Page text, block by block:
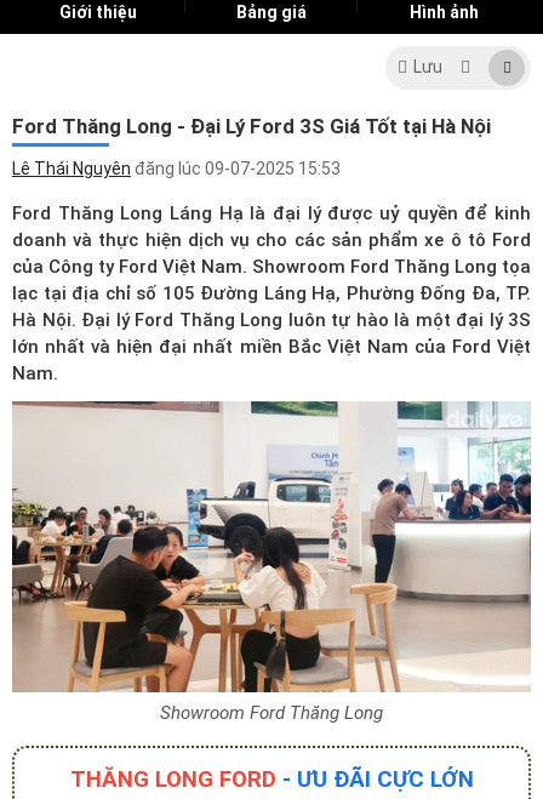
Giới thiệu Bảng giá Hình ảnh
Lưu
Ford Thăng Long - Đại Lý Ford 3S Giá Tốt tại Hà Nội
Lê Thái Nguyên đăng lúc 09-07-2025 15:53
Ford Thăng Long Láng Hạ là đại lý được uỷ quyền để kinh
doanh và thực hiện dịch vụ cho các sản phẩm xe ô tô Ford
của Công ty Ford Việt Nam. Showroom Ford Thăng Long tọa
lạc tại địa chỉ số 105 Đường Láng Hạ, Phường Đống Đa, TP.
Hà Nội. Đại lý Ford Thăng Long luôn tự hào là một đại lý 3S
lớn nhất và hiện đại nhất miền Bắc Việt Nam của Ford Việt
Nam.
Showroom Ford Thăng Long
THĂNG LONG FORD - ƯU ĐÃI CỰC LỚN